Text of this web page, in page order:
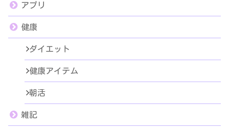
アプリ
健康
ダイエット
健康アイテム
朝活
雑記